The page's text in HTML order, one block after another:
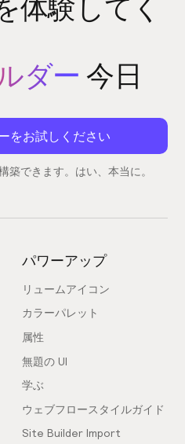
体験してく
ダー 今日
をお試しください
築できます。はい、本当に。
パワーアップ
リュームアイコン
カラーパレット
属性
無題の UI
学ぶ
ウェブフロースタイルガイド
Site Builder Import